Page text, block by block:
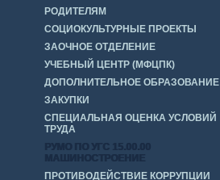
РОДИТЕЛЯМ
СОЦИОКУЛЬТУРНЫЕ ПРОЕКТЫ
ЗАОЧНОЕ ОТДЕЛЕНИЕ
УЧЕБНЫЙ ЦЕНТР (МФЦПК)
ДОПОЛНИТЕЛЬНОЕ ОБРАЗОВАНИЕ
ЗАКУПКИ
СПЕЦИАЛЬНАЯ ОЦЕНКА УСЛОВИЙ
ТРУДА
РУМО ПО УГС 15.00.00
ПРОТИВОДЕЙСТВИЕ КОРРУПЦИИ